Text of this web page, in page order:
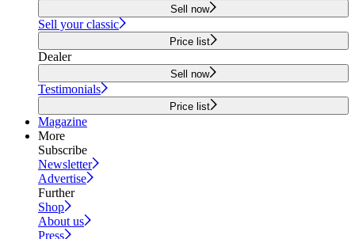
Sell now
Sell your classic
Price list
Dealer
Sell now
Testimonials
Price list
Magazine
More
Subscribe
Newsletter
Advertise
Further
Shop
About us
Press